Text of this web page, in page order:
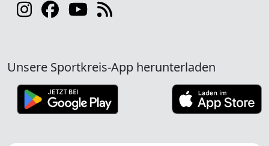
Unsere Sportkreis-App herunterladen